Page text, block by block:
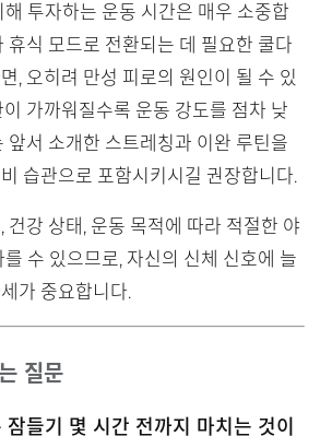
투자하는 운동 시간은 매우 소중합
휴식 모드로 전환되는 데 필요한 쿨다
, 오히려 만성 피로의 원인이 될 수 있
가까워질수록 운동 강도를 점차 낮
앞서 소개한 스트레칭과 이완 루틴을
습관으로 포함시키시길 권장합니다.
건강 상태, 운동 목적에 따라 적절한 야
수 있으므로, 자신의 신체 신호에 늘
가 중요합니다.
질문
들기 몇 시간 전까지 마치는 것이